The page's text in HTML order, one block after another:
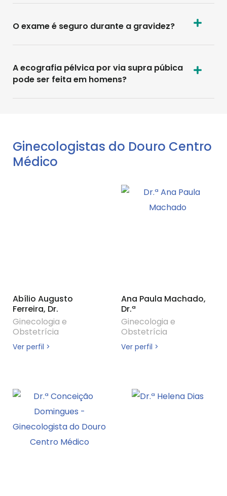
O exame é seguro durante a gravidez?
A ecografia pélvica por via supra púbica
pode ser feita em homens?
Ginecologistas do Douro Centro
Médico
Abílio Augusto
Ferreira, Dr.
Ginecologia e
Obstetrícia
Ver perfil >
Ana Paula Machado,
Dr.ª
Ginecologia e
Obstetrícia
Ver perfil >